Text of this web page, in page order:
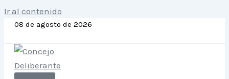
Ir al contenido
08 de agosto de 2026